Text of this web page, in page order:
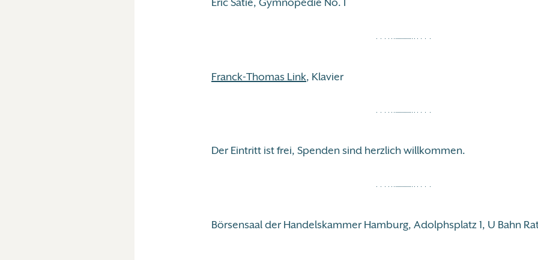
Franck-Thomas Link, Klavier
Der Eintritt ist frei, Spenden sind herzlich willkommen.
Börsensaal der Handelskammer Hamburg, Adolphsplatz 1, U Bahn